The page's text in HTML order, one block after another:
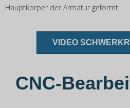
Hauptkörper der Armatur geformt.
VIDEO
CNC-